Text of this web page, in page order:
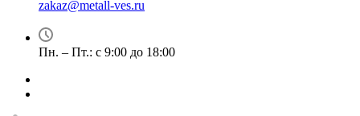
zakaz@metall-ves.ru
Пн. – Пт.: с 9:00 до 18:00